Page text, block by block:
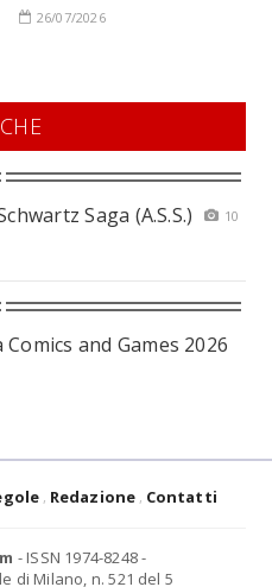
26/07/2026
Saga (A.S.S.)
10
and Games 2026
Redazione Contatti
- ISSN 1974-8248 -
di Milano, n. 521 del 5